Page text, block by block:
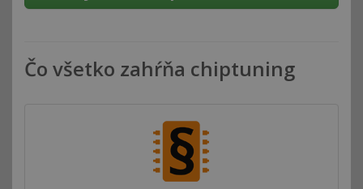
Čo všetko zahŕňa chiptuning